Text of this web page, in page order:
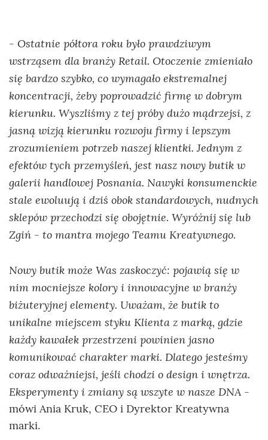
- Ostatnie półtora roku było prawdziwym
wstrząsem dla branży Retail. Otoczenie zmieniało
się bardzo szybko, co wymagało ekstremalnej
koncentracji, żeby poprowadzić firmę w dobrym
kierunku. Wyszliśmy z tej próby dużo mądrzejsi, z
jasną wizją kierunku rozwoju firmy i lepszym
zrozumieniem potrzeb naszej klientki. Jednym z
efektów tych przemyśleń, jest nasz nowy butik w
galerii handlowej Posnania. Nawyki konsumenckie
stale ewoluują i dziś obok standardowych, nudnych
sklepów przechodzi się obojętnie. Wyróżnij się lub
Zgiń - to mantra mojego Teamu Kreatywnego.
Nowy butik może Was zaskoczyć: pojawią się w
nim mocniejsze kolory i innowacyjne w branży
biżuteryjnej elementy. Uważam, że butik to
unikalne miejscem styku Klienta z marką, gdzie
każdy kawałek przestrzeni powinien jasno
komunikować charakter marki. Dlatego jesteśmy
coraz odważniejsi, jeśli chodzi o design i wnętrza.
Eksperymenty i zmiany są wszyte w nasze DNA -
mówi Ania Kruk, CEO i Dyrektor Kreatywna
marki.